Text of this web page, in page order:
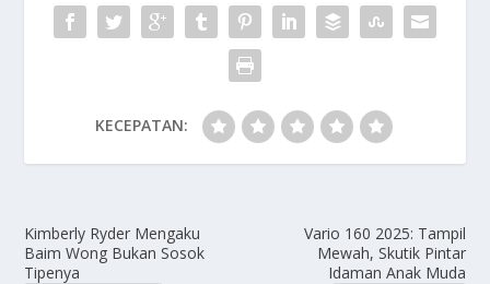
KECEPATAN:
Kimberly Ryder Mengaku
Baim Wong Bukan Sosok
Tipenya
Vario 160 2025: Tampil
Mewah, Skutik Pintar
Idaman Anak Muda